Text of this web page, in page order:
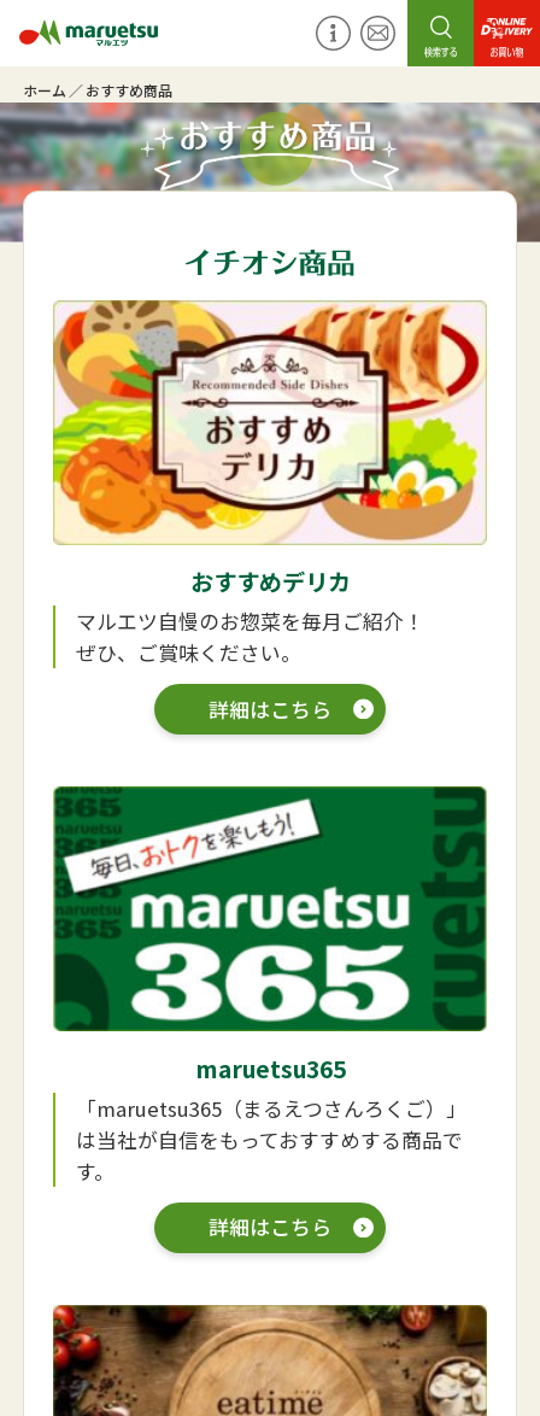
ホーム おすすめ商品
おすすめデリカ
マルエツ自慢のお惣菜を毎月ご紹介！
ぜひ、ご賞味ください。
詳細はこちら
maruetsu365
「maruetsu365（まるえつさんろくご）」
は当社が自信をもっておすすめする商品で
す。
詳細はこちら